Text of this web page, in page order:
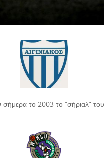
σήμερα το 2003 το “σήριαλ”